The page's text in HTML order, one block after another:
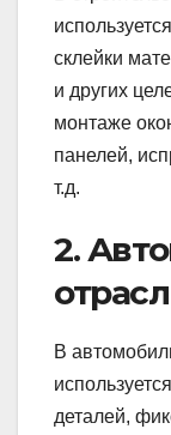
склейки
и других
монтаже
панелей,
т.д.
2.
В
деталей,